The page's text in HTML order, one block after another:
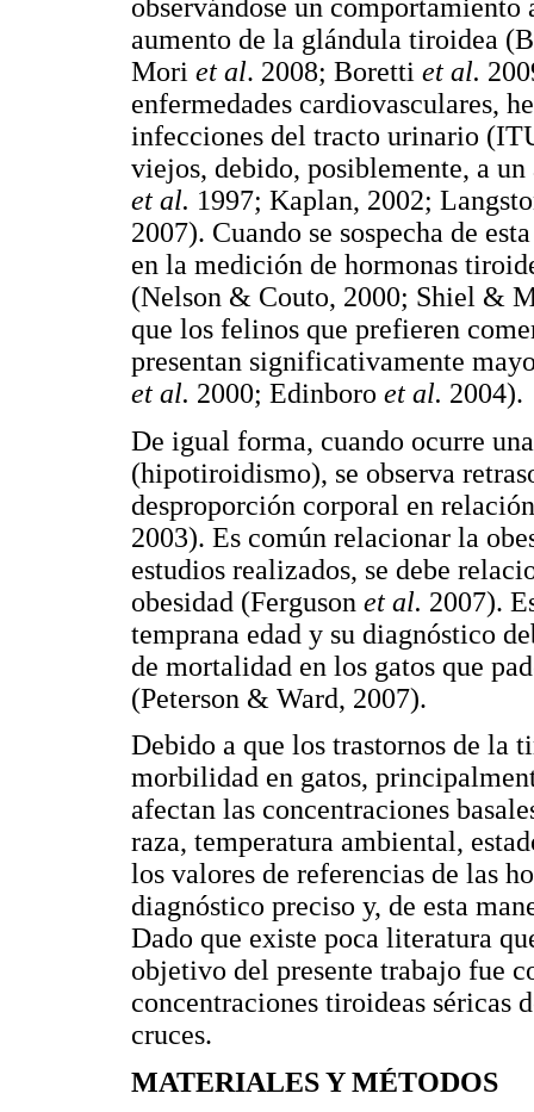
observándose un
aumento de la glándula tiroidea
Mori et al. 2008; Boretti et al.
enfermedades cardiovasculares,
infecciones del tracto urinario
viejos, debido, posiblemente, a
et al. 1997; Kaplan, 2002;
2007). Cuando se sospecha de
en la medición de hormonas
(Nelson & Couto, 2000; Shiel &
que los felinos que prefieren
presentan significativamente
et al. 2000; Edinboro et al. 2004).
De igual forma, cuando ocurre
(hipotiroidismo), se observa
desproporción corporal en
2003). Es común relacionar la
estudios realizados, se debe
obesidad (Ferguson et al. 2007).
temprana edad y su diagnóstico
de mortalidad en los gatos que
(Peterson & Ward, 2007).
Debido a que los trastornos de la
morbilidad en gatos,
afectan las concentraciones
raza, temperatura ambiental,
los valores de referencias de las
diagnóstico preciso y, de esta
Dado que existe poca literatura
objetivo del presente trabajo fue
concentraciones tiroideas séricas
cruces.
MATERIALES Y MÉTODOS